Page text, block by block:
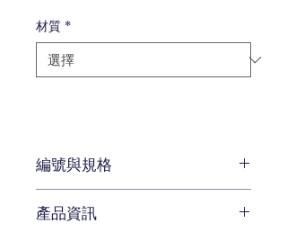
材質 *
編號與規格
編號 SDB-1302008
產品資訊